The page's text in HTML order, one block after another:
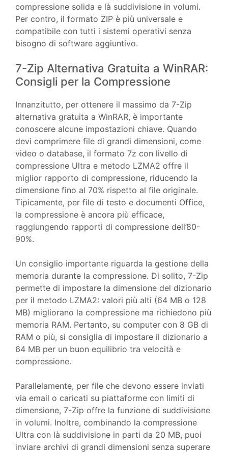
compressione solida e là suddivisione in volumi.
Per contro, il formato ZIP è più universale e
compatibile con tutti i sistemi operativi senza
bisogno di software aggiuntivo.
7-Zip Alternativa Gratuita a WinRAR:
Consigli per la Compressione
Innanzitutto, per ottenere il massimo da 7-Zip
alternativa gratuita a WinRAR, è importante
conoscere alcune impostazioni chiave. Quando
devi comprimere file di grandi dimensioni, come
video o database, il formato 7z con livello di
compressione Ultra e metodo LZMA2 offre il
miglior rapporto di compressione, riducendo la
dimensione fino al 70% rispetto al file originale.
Tipicamente, per file di testo e documenti Office,
la compressione è ancora più efficace,
raggiungendo rapporti di compressione dell’80-
90%.
Un consiglio importante riguarda la gestione della
memoria durante la compressione. Di solito, 7-Zip
permette di impostare la dimensione del dizionario
per il metodo LZMA2: valori più alti (64 MB o 128
MB) migliorano la compressione ma richiedono più
memoria RAM. Pertanto, su computer con 8 GB di
RAM o più, si consiglia di impostare il dizionario a
64 MB per un buon equilibrio tra velocità e
compressione.
Parallelamente, per file che devono essere inviati
via email o caricati su piattaforme con limiti di
dimensione, 7-Zip offre la funzione di suddivisione
in volumi. Inoltre, combinando la compressione
Ultra con là suddivisione in parti da 20 MB, puoi
inviare archivi di grandi dimensioni senza superare